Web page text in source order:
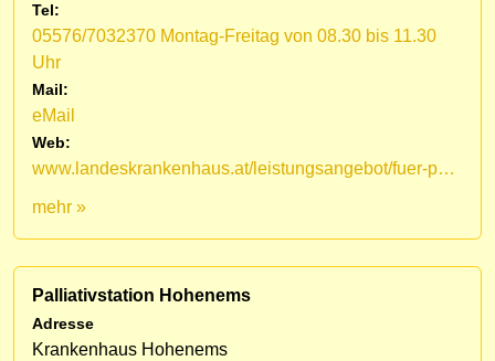
Tel:
05576/7032370 Montag-Freitag von 08.30 bis 11.30
Uhr
Mail:
eMail
Web:
www.landeskrankenhaus.at/leistungsangebot/fuer-patienten/medizinische-fachbereiche/lkh-hohenems/palliativstation/mobiles-palliativteam-vorarlberg
mehr »
Palliativstation Hohenems
Adresse
Krankenhaus Hohenems